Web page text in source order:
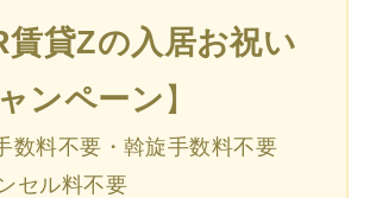
賃貸Zの入居お祝い
ンペーン】
数料不要・斡旋手数料不要
セル料不要